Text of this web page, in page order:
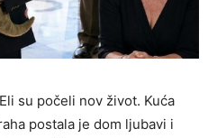
su počeli nov život. Kuća
postala je dom ljubavi i